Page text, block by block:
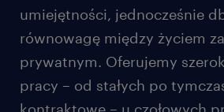
umiejętności, jednocześnie
równowagę między życiem
prywatnym. Oferujemy
pracy – od stałych po